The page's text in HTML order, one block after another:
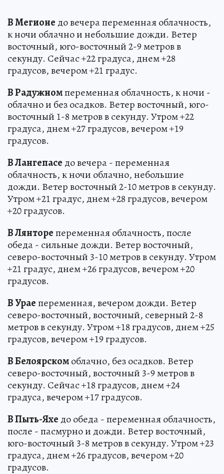
В Мегионе до вечера переменная облачность,
к ночи облачно и небольшие дожди. Ветер
восточный, юго-восточный 2-9 метров в
секунду. Сейчас +22 градуса, днем +28
градусов, вечером +21 градус.
В Радужномпеременная облачность, к ночи -
облачно и без осадков. Ветер восточный, юго-
восточный 1-8 метров в секунду. Утром +22
градуса, днем +27 градусов, вечером +19
градусов.
В Лангепасе до вечера - переменная
облачность, к ночи облачно, небольшие
дожди. Ветер восточный 2-10 метров в секунду.
Утром +21 градус, днем +28 градусов, вечером
+20 градусов.
В Лянторепеременная облачность, после
обеда - сильные дожди. Ветер восточный,
северо-восточный 3-10 метров в секунду. Утром
+21 градус, днем +26 градусов, вечером +20
градусов.
В Ураепеременная, вечером дожди. Ветер
северо-восточный, восточный, северный 2-8
метров в секунду. Утром +18 градусов, днем +25
градусов, вечером +19 градусов.
В Белоярскомоблачно, без осадков. Ветер
северо-восточный, восточный 3-9 метров в
секунду. Сейчас +18 градусов, днем +24
градуса, вечером +17 градусов.
В Пыть-Яхе до обеда - переменная облачность,
после - пасмурно и дожди. Ветер восточный,
юго-восточный 3-8 метров в секунду. Утром +23
градуса, днем +26 градусов, вечером +20
градусов.